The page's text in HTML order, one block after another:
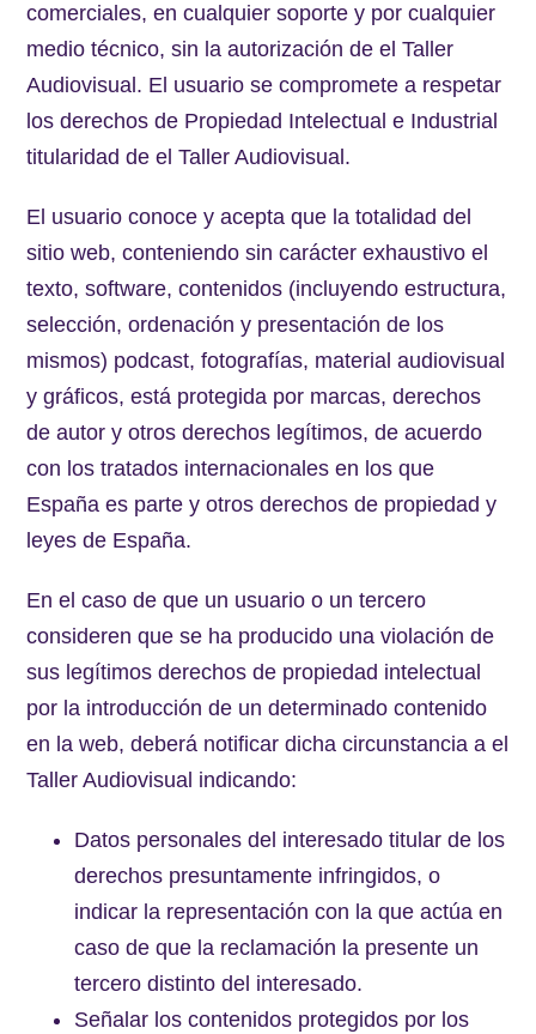
comerciales, en cualquier soporte y por cualquier
medio técnico, sin la autorización de el Taller
Audiovisual. El usuario se compromete a respetar
los derechos de Propiedad Intelectual e Industrial
titularidad de el Taller Audiovisual.
El usuario conoce y acepta que la totalidad del
sitio web, conteniendo sin carácter exhaustivo el
texto, software, contenidos (incluyendo estructura,
selección, ordenación y presentación de los
mismos) podcast, fotografías, material audiovisual
y gráficos, está protegida por marcas, derechos
de autor y otros derechos legítimos, de acuerdo
con los tratados internacionales en los que
España es parte y otros derechos de propiedad y
leyes de España.
En el caso de que un usuario o un tercero
consideren que se ha producido una violación de
sus legítimos derechos de propiedad intelectual
por la introducción de un determinado contenido
en la web, deberá notificar dicha circunstancia a el
Taller Audiovisual indicando:
Datos personales del interesado titular de los
derechos presuntamente infringidos, o
indicar la representación con la que actúa en
caso de que la reclamación la presente un
tercero distinto del interesado.
Señalar los contenidos protegidos por los